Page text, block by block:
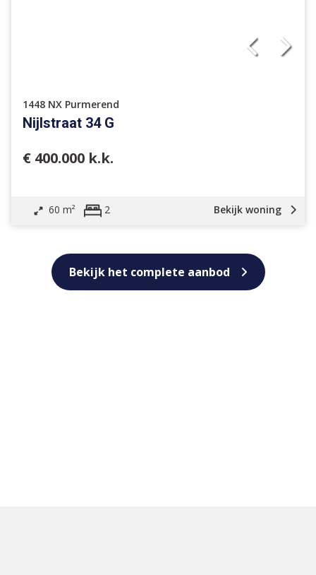
1448 NX Purmerend
Nijlstraat 34 G
€ 400.000 k.k.
60 m² 2 Bekijk woning
Bekijk het complete aanbod